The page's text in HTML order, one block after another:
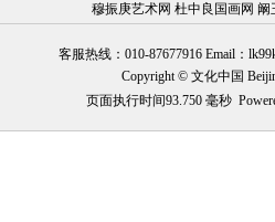
穆振庚艺术网 杜中良国画网 阚
客服热线：010-87677916 Email：
Copyright © 文化中国
页面执行时间93.750 毫秒